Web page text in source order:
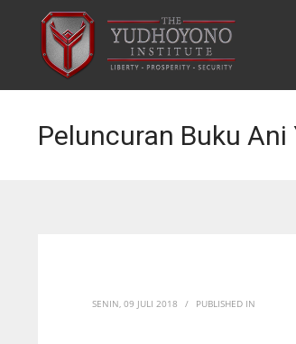
Peluncuran Buku
SENIN, 09 JULI 2018 / PUBLISHED IN